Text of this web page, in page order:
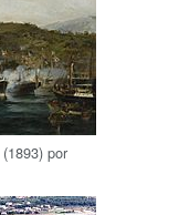
(1893) por